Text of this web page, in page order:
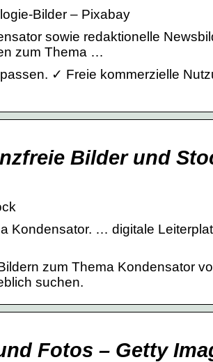
Bilder – Pixabay
sowie redaktionelle
zum Thema …
✓ Freie kommerzielle
Bilder und
Kondensator. … digitale
zum Thema Kondensator
suchen.
Fotos – Getty